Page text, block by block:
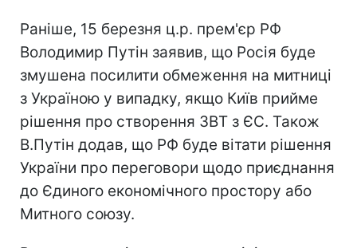
Раніше, 15 березня ц.р. прем'єр РФ
Володимир Путін заявив, що Росія буде
змушена посилити обмеження на митниці
з Україною у випадку, якщо Київ прийме
рішення про створення ЗВТ з ЄС. Також
В.Путін додав, що РФ буде вітати рішення
України про переговори щодо приєднання
до Єдиного економічного простору або
Митного союзу.